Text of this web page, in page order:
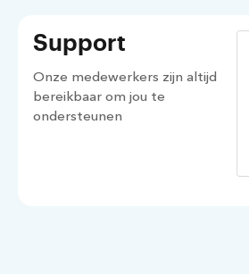
Support
Onze medewerkers zijn altijd
bereikbaar om jou te
ondersteunen